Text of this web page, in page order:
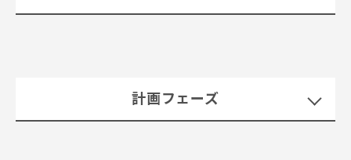
計画フェーズ